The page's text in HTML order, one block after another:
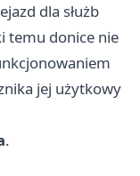
dla służb
temu donice nie
jej użytkowy
.